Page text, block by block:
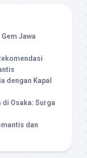
Jawa
dengan Kapal
Osaka: Surga
dan